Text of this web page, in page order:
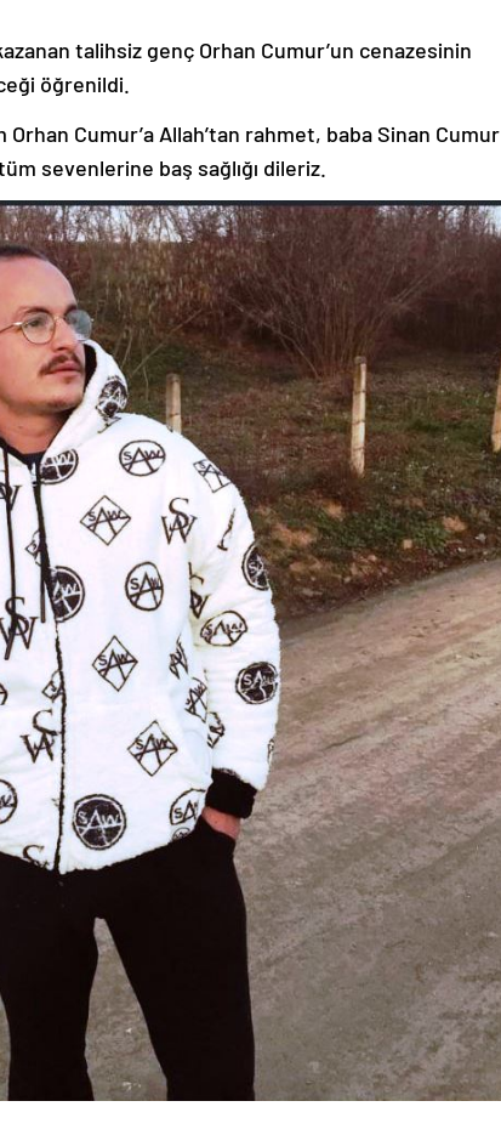
talihsiz genç Orhan Cumur’un cenazesinin
öğrenildi.
Cumur’a Allah’tan rahmet, baba Sinan Cumur
sevenlerine baş sağlığı dileriz.